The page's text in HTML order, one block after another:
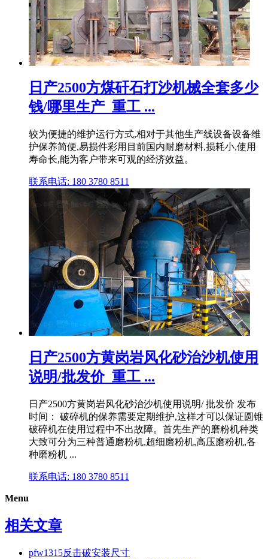
日产2500方煤矸石打沙机械全套多少
钱/哪里生产_重工 ...
较为便捷的维护运行方式,相对于其他生产线设备设备维
护保养简便,易损件彩用目前国内耐磨材料,损耗小,使用
寿命长,能为客户带来可观的经济效益。
联系电话: 180 3780 8511
日产2500方黄岗岩风化砂治沙机使用
说明/批发价_重工 ...
日产2500方黄岗岩风化砂治沙机使用说明/ 批发价 发布
时间： 破碎机的保养需要定期维护,这样才可以保证圆锥
破碎机在使用过程中不出故障。首先生产的磨粉机种类
大致可分为三种普通磨粉机,超细磨粉机,高压磨粉机,各
种磨粉机 ...
联系电话: 180 3780 8511
Menu
相关文章
pfw1315反击破安装尺寸